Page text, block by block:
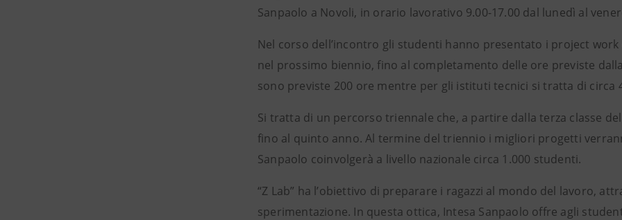
Sanpaolo a Novoli, in orario lavorativo 9.00-17.00 dal lunedì al
Nel corso dell’incontro gli studenti hanno presentato i project
nel prossimo biennio, fino al completamento delle ore previste
sono previste 200 ore mentre per gli istituti tecnici si tratta di circa
Si tratta di un percorso triennale che, a partire dalla terza classe
fino al quinto anno. Al termine del triennio i migliori progetti
Sanpaolo coinvolgerà a livello nazionale circa 1.000 studenti.
“Z Lab” ha l’obiettivo di preparare i ragazzi al mondo del lavoro,
sperimentazione. In questa ottica, Intesa Sanpaolo offre agli